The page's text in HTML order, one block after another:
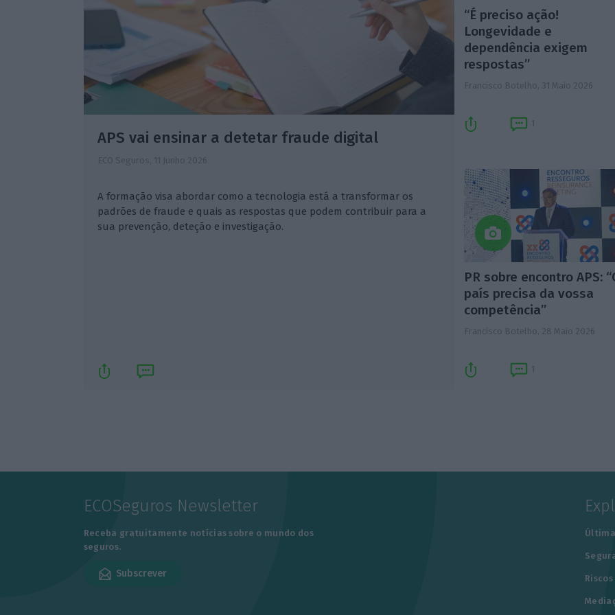
APS vai ensinar a detetar fraude digital
ECO Seguros, 11 Junho 2026
A formação visa abordar como a tecnologia está a transformar os
padrões de fraude e quais as respostas que podem contribuir para a
sua prevenção, deteção e investigação.
“É preciso ação!
Longevidade e
dependência exigem
respostas”
Francisco Botelho, 31 Maio 2026
PR sobre encontro APS:
país precisa da vossa
competência”
Francisco Botelho, 28 Maio 2026
ECOSeguros Newsletter
Receba gratuitamente notícias sobre o mundo dos
seguros.
Subscrever